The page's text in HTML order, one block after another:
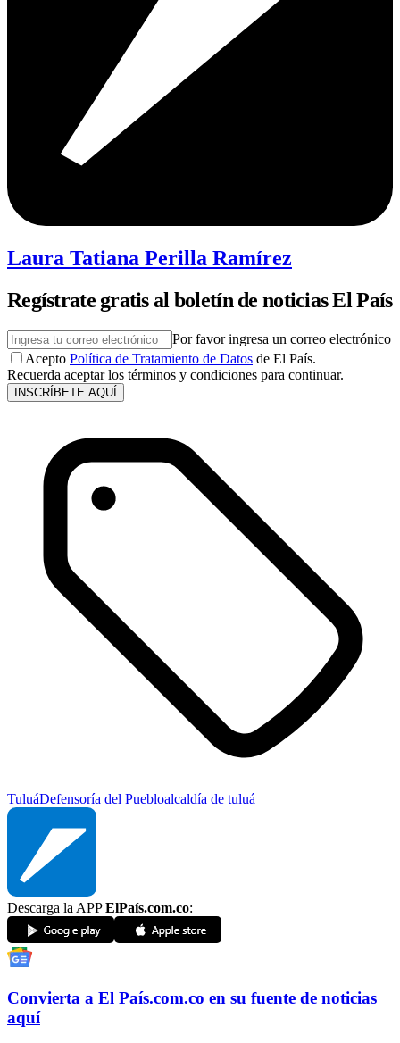
Laura Tatiana Perilla Ramírez
Regístrate gratis al boletín de noticias El País
Por favor ingresa un correo electrónico
Acepto Política de Tratamiento de Datos de El País.
Recuerda aceptar los términos y condiciones para continuar.
INSCRÍBETE AQUÍ
TuluáDefensoría del Puebloalcaldía de tuluá
Descarga la APPElPaís.com.co:
Convierta a El País.com.co en su fuente de noticias
aquí